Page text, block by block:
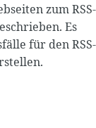
zum RSS-
Es
für den RSS-